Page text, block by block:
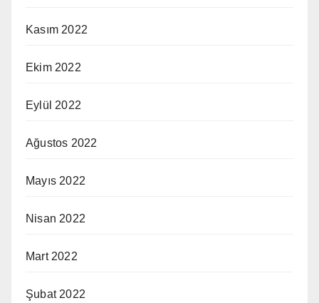
Kasım 2022
Ekim 2022
Eylül 2022
Ağustos 2022
Mayıs 2022
Nisan 2022
Mart 2022
Şubat 2022